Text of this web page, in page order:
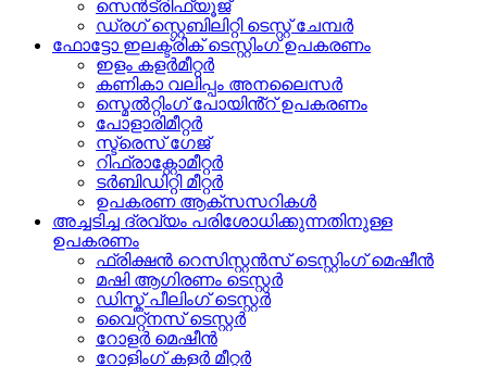
സെൻട്രിഫ്യൂജ്
ഡ്രഗ് സ്റ്റെബിലിറ്റി ടെസ്റ്റ് ചേമ്പർ
ഫോട്ടോ ഇലക്ട്രിക് ടെസ്റ്റിംഗ് ഉപകരണം
ഇളം കളർമീറ്റർ
കണികാ വലിപ്പം അനലൈസർ
സ്മെൽറ്റിംഗ് പോയിൻ്റ് ഉപകരണം
പോളാരിമീറ്റർ
സ്ട്രെസ് ഗേജ്
റിഫ്രാക്റ്റോമീറ്റർ
ടർബിഡിറ്റി മീറ്റർ
ഉപകരണ ആക്സസറികൾ
അച്ചടിച്ച ദ്രവ്യം പരിശോധിക്കുന്നതിനുള്ള
ഉപകരണം
ഫ്രിക്ഷൻ റെസിസ്റ്റൻസ് ടെസ്റ്റിംഗ് മെഷീൻ
മഷി ആഗിരണം ടെസ്റ്റർ
ഡിസ്ക് പീലിംഗ് ടെസ്റ്റർ
വൈറ്റ്നസ് ടെസ്റ്റർ
റോളർ മെഷീൻ
റോളിംഗ് കളർ മീറ്റർ